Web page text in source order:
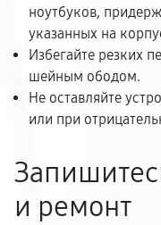
ноутбуков,
указанных на
Избегайте резких
шейным ободом.
Не оставляйте
или при
и ремонт